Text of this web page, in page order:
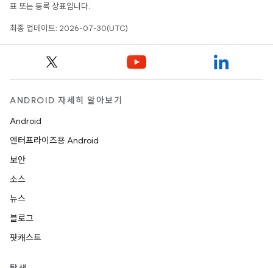
표 또는 등록 상표입니다.
최종 업데이트: 2026-07-30(UTC)
ANDROID 자세히 알아보기
Android
엔터프라이즈용 Android
보안
소스
뉴스
블로그
팟캐스트